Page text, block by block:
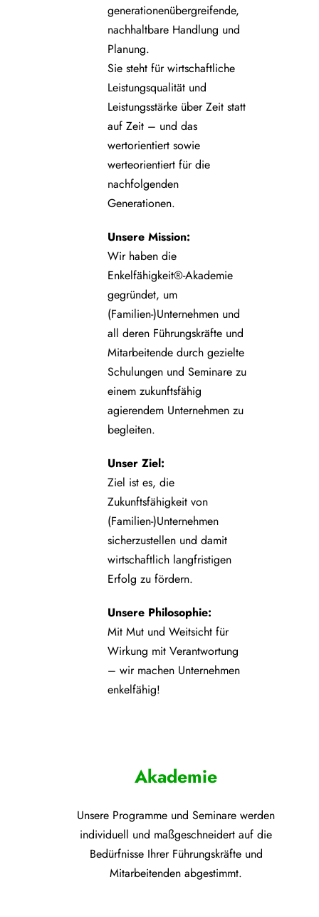
generationenübergreifende,
nachhaltbare Handlung und
Planung.
Sie steht für wirtschaftliche
Leistungsqualität und
Leistungsstärke über Zeit statt
auf Zeit – und das
wertorientiert sowie
werteorientiert für die
nachfolgenden
Generationen.
Unsere Mission:
Wir haben die
Enkelfähigkeit®-Akademie
gegründet, um
(Familien-)Unternehmen und
all deren Führungskräfte und
Mitarbeitende durch gezielte
Schulungen und Seminare zu
einem zukunftsfähig
agierendem Unternehmen zu
begleiten.
Unser Ziel:
Ziel ist es, die
Zukunftsfähigkeit von
(Familien-)Unternehmen
sicherzustellen und damit
wirtschaftlich langfristigen
Erfolg zu fördern.
Unsere Philosophie:
Mit Mut und Weitsicht für
Wirkung mit Verantwortung
– wir machen Unternehmen
enkelfähig!
Akademie
Unsere Programme und Seminare werden
individuell und maßgeschneidert auf die
Bedürfnisse Ihrer Führungskräfte und
Mitarbeitenden abgestimmt.